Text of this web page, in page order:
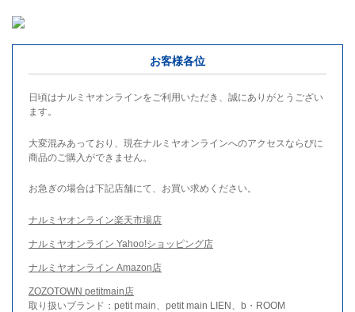
お客様各位
日頃はナルミヤオンラインをご利用いただき、誠にありがとうござい
ます。
大変混みあっており、現在ナルミヤオンラインへのアクセスならびに
商品のご購入ができません。
お急ぎの場合は下記店舗にて、お買い求めください。
ナルミヤオンライン楽天市場店
ナルミヤオンライン Yahoo!ショッピング店
ナルミヤオンライン Amazon店
ZOZOTOWN petitmain店
取り扱いブランド：petit main、petit main LIEN、b・ROOM